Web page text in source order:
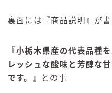
裏面には『商品説明』が
『小栃木県産の代表品種
レッシュな酸味と芳醇な
です。
』との事